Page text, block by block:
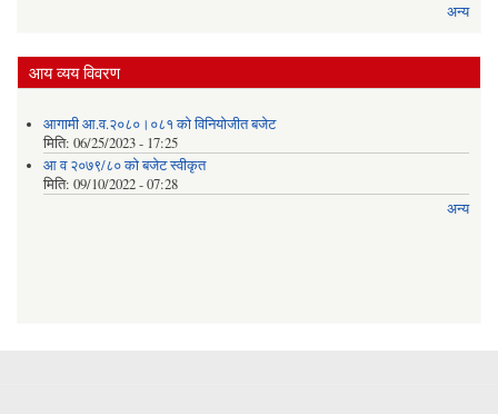
अन्य
आय व्यय विवरण
आगामी आ.व.२०८०।०८१ को विनियोजीत बजेट
मिति: 06/25/2023 - 17:25
आ व २०७९/८० को बजेट स्वीकृत
मिति: 09/10/2022 - 07:28
अन्य